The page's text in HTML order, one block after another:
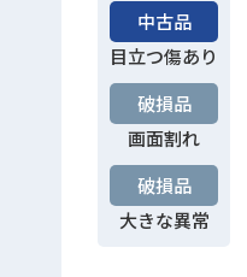
中古品
目立つ傷あり
破損品
画面割れ
破損品
大きな異常